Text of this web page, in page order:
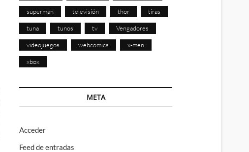
superman televisión thor tiras
tuna tunos tv Vengadores
videojuegos webcomics x-men
xbox
META
Acceder
Feed de entradas